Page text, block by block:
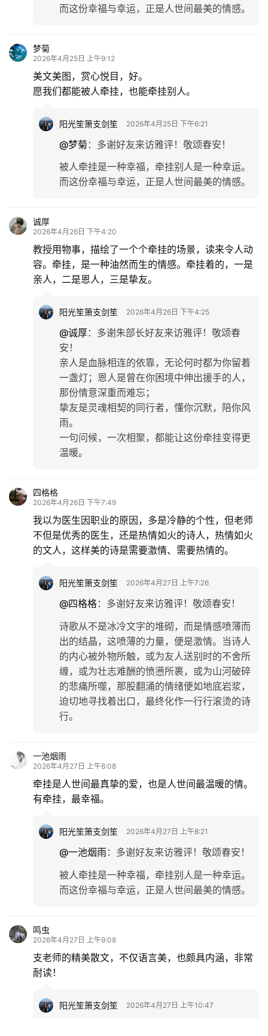
而这份幸福与幸运，正是人世间最美的情感。
梦菊
2026年4月25日 上午9:12
美文美图，赏心悦目，好。
愿我们都能被人牵挂，也能牵挂别人。
阳光笙箫支剑笙 2026年4月25日 下午6:21
@梦菊 ： 多谢好友来访雅评！敬颂春安！
被人牵挂是一种幸福，牵挂别人是一种幸运。
而这份幸福与幸运，正是人世间最美的情感。
诚厚
2026年4月26日 下午4:20
教授用物事，描绘了一个个牵挂的场景，读来令人动
容。牵挂，是一种油然而生的情感。牵挂着的，一是
亲人，二是恩人，三是挚友。
阳光笙箫支剑笙 2026年4月26日 下午4:25
@诚厚： 多谢朱部长好友来访雅评！敬颂春
安！
亲人‌是血脉相连的依靠，无论何时都为你留着
一盏灯；恩人‌是曾在你困境中伸出援手的人，
那份情意深重而难忘；
‌挚友‌是灵魂相契的同行者，懂你沉默，陪你风
雨。
一句问候，一次相聚，都能让这份牵挂变得更
温暖。
四格格
2026年4月26日 下午7:49
我以为医生因职业的原因，多是冷静的个性，但老师
不但是优秀的医生，还是热情如火的诗人，热情如火
的文人，这样美的诗是需要激情、需要热情的。
阳光笙箫支剑笙 2026年4月27日 上午7:26
@四格格： 多谢好友来访雅评！敬颂春安！
诗歌从不是冰冷文字的堆砌，而是情感喷薄而
出的结晶，这喷薄的力量，便是激情。当诗人
的内心被外物所触，或为友人送别时的不舍所
缠，或为壮志难酬的愤懑所裹，或为山河破碎
的悲痛所噬，那股翻涌的情绪便如地底岩浆，
迫切地寻找着出口，最终化作一行行滚烫的诗
行。
一池烟雨
2026年4月27日 上午8:08
牵挂是人世间最真挚的爱，也是人世间最温暖的情。
有牵挂，最幸福。
阳光笙箫支剑笙 2026年4月27日 上午8:21
@一池烟雨： 多谢好友来访雅评！敬颂春安！
被人牵挂是一种幸福，牵挂别人是一种幸运。
而这份幸福与幸运，正是人世间最美的情感。
鸣虫
2026年4月27日 上午9:08
支老师的精美散文，不仅语言美，也颇具内涵，非常
耐读！
阳光笙箫支剑笙 2026年4月27日 上午10:47